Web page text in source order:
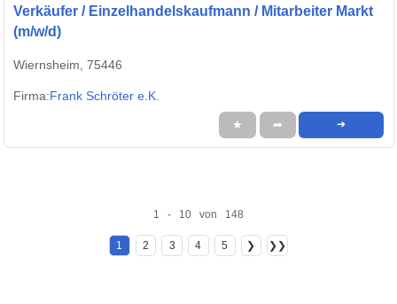
Verkäufer / Einzelhandelskaufmann / Mitarbeiter Markt
(m/w/d)
Wiernsheim, 75446
Firma:Frank Schröter e.K.
★ ➦ ➜
1 - 10 von 148
1 2 3 4 5 ❯ ❯❯